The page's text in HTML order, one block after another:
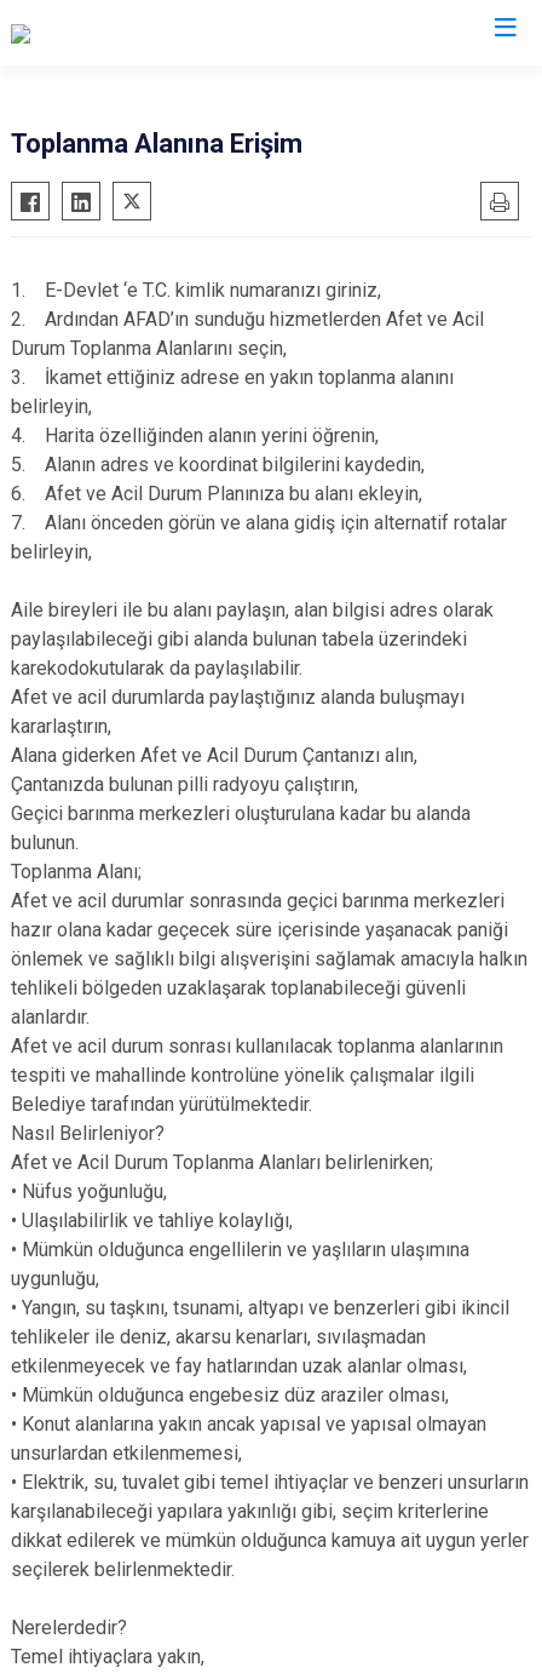
Toplanma Alanına Erişim
1. E-Devlet ‘e T.C. kimlik numaranızı giriniz,
2. Ardından AFAD’ın sunduğu hizmetlerden Afet ve Acil
Durum Toplanma Alanlarını seçin,
3. İkamet ettiğiniz adrese en yakın toplanma alanını
belirleyin,
4. Harita özelliğinden alanın yerini öğrenin,
5. Alanın adres ve koordinat bilgilerini kaydedin,
6. Afet ve Acil Durum Planınıza bu alanı ekleyin,
7. Alanı önceden görün ve alana gidiş için alternatif rotalar
belirleyin,
Aile bireyleri ile bu alanı paylaşın, alan bilgisi adres olarak
paylaşılabileceği gibi alanda bulunan tabela üzerindeki
karekodokutularak da paylaşılabilir.
Afet ve acil durumlarda paylaştığınız alanda buluşmayı
kararlaştırın,
Alana giderken Afet ve Acil Durum Çantanızı alın,
Çantanızda bulunan pilli radyoyu çalıştırın,
Geçici barınma merkezleri oluşturulana kadar bu alanda
bulunun.
Toplanma Alanı;
Afet ve acil durumlar sonrasında geçici barınma merkezleri
hazır olana kadar geçecek süre içerisinde yaşanacak paniği
önlemek ve sağlıklı bilgi alışverişini sağlamak amacıyla halkın
tehlikeli bölgeden uzaklaşarak toplanabileceği güvenli
alanlardır.
Afet ve acil durum sonrası kullanılacak toplanma alanlarının
tespiti ve mahallinde kontrolüne yönelik çalışmalar ilgili
Belediye tarafından yürütülmektedir.
Nasıl Belirleniyor?
Afet ve Acil Durum Toplanma Alanları belirlenirken;
• Nüfus yoğunluğu,
• Ulaşılabilirlik ve tahliye kolaylığı,
• Mümkün olduğunca engellilerin ve yaşlıların ulaşımına
uygunluğu,
• Yangın, su taşkını, tsunami, altyapı ve benzerleri gibi ikincil
tehlikeler ile deniz, akarsu kenarları, sıvılaşmadan
etkilenmeyecek ve fay hatlarından uzak alanlar olması,
• Mümkün olduğunca engebesiz düz araziler olması,
• Konut alanlarına yakın ancak yapısal ve yapısal olmayan
unsurlardan etkilenmemesi,
• Elektrik, su, tuvalet gibi temel ihtiyaçlar ve benzeri unsurların
karşılanabileceği yapılara yakınlığı gibi, seçim kriterlerine
dikkat edilerek ve mümkün olduğunca kamuya ait uygun yerler
seçilerek belirlenmektedir.
Nerelerdedir?
Temel ihtiyaçlara yakın,